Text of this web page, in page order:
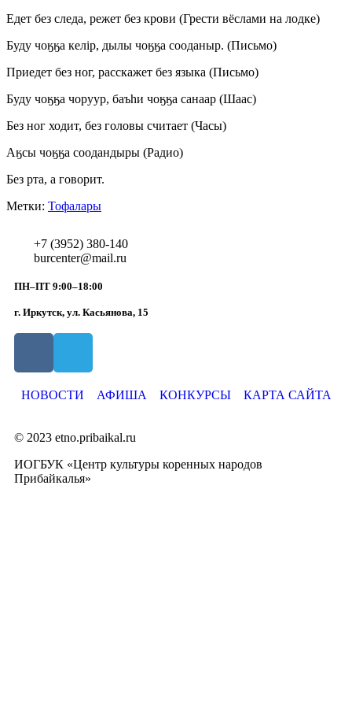
Едет без следа, режет без крови (Грести вёслами на лодке)
Буду чоӄӄа келір, дылы чоӄӄа сооданыр. (Письмо)
Приедет без ног, расскажет без языка (Письмо)
Буду чоӄӄа чоруур, баъһи чоӄӄа санаар (Шаас)
Без ног ходит, без головы считает (Часы)
Аӄсы чоӄӄа соодандыры (Радио)
Без рта, а говорит.
Метки: Тофалары
+7 (3952) 380-140
burcenter@mail.ru
ПН–ПТ 9:00–18:00
г. Иркутск, ул. Касьянова, 15
НОВОСТИ АФИША КОНКУРСЫ КАРТА САЙТА
© 2023 etno.pribaikal.ru
ИОГБУК «Центр культуры коренных народов
Прибайкалья»